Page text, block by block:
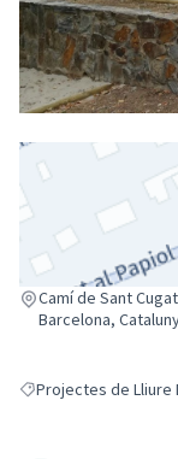
Camí de Sant
Barcelona,
(Enllaç extern)
Resultats en filtrar
Projectes de Lliure